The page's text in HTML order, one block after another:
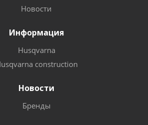
Новости
Информация
Husqvarna
construction
Новости
Бренды